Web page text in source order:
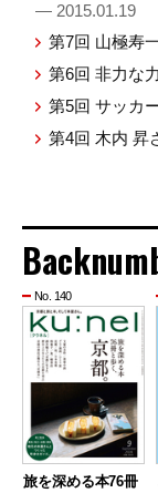
— 2015.01.19
第7回 山極寿
第6回 非力な
第5回 サッカ
第4回 木内 昇
No. 140
旅を深める本76冊